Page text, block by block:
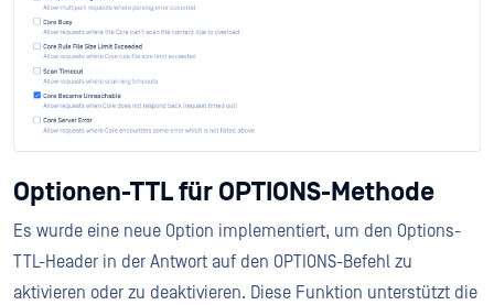
Optionen-TTL für OPTIONS-Methode
Es wurde eine neue Option implementiert, um den Options-
TTL-Header in der Antwort auf den OPTIONS-Befehl zu
aktivieren oder zu deaktivieren. Diese Funktion unterstützt die